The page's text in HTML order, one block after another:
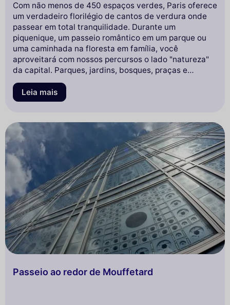
Com não menos de 450 espaços verdes, Paris oferece
um verdadeiro florilégio de cantos de verdura onde
passear em total tranquilidade. Durante um
piquenique, um passeio romântico em um parque ou
uma caminhada na floresta em família, você
aproveitará com nossos percursos o lado "natureza"
da capital. Parques, jardins, bosques, praças e
corredores verdes... os amantes da natureza
certamente encontrarão sua felicidade graças à
grande variedade de parques em Paris e poderão se
para o campo. Se você é mais fã de longas
caminhadas completamente longe do tumulto urbano,
descobrirá com nossos percursos belos circuitos
perto das florestas às portas de Paris ou nos grandes
parques como os das Buttes Chaumont ou de
Montsouris.
Leia mais
Passeio ao redor de Mouffetard